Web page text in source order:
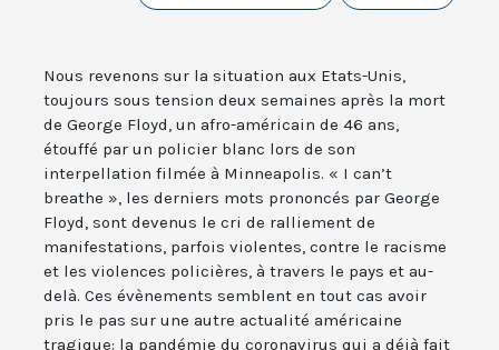
Nous revenons sur la situation aux Etats-Unis,
toujours sous tension deux semaines après la mort
de George Floyd, un afro-américain de 46 ans,
étouffé par un policier blanc lors de son
interpellation filmée à Minneapolis. « I can’t
breathe », les derniers mots prononcés par George
Floyd, sont devenus le cri de ralliement de
manifestations, parfois violentes, contre le racisme
et les violences policières, à travers le pays et au-
delà. Ces évènements semblent en tout cas avoir
pris le pas sur une autre actualité américaine
tragique: la pandémie du coronavirus qui a déjà fait